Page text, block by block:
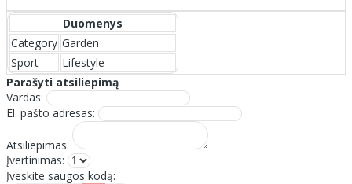
Duomenys
Category Garden
Sport
Lifestyle
Parašyti atsiliepimą
Vardas:
El. pašto adresas:
Atsiliepimas:
Įvertinimas:
Įveskite saugos kodą: